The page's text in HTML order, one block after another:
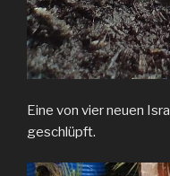
Eine von vier neuen
geschlüpft.